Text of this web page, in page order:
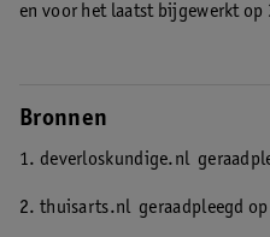
en voor het laatst bijgewerkt
Bronnen
1. deverloskundige.nl
2. thuisarts.nl geraadpleegd